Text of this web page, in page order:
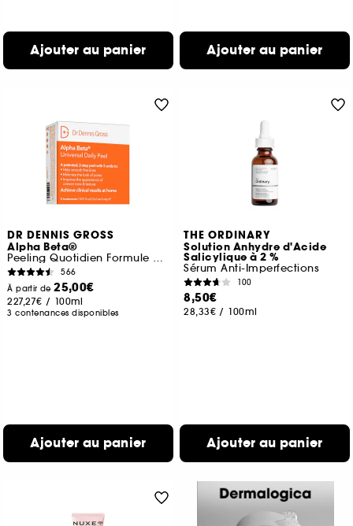
Ajouter au panier Ajouter au panier
DR DENNIS GROSS
Alpha Beta®
Peeling Quotidien Formule Universelle
566
À partir de25,00€
227,27€ / 100ml
3 contenances disponibles
Ajouter au panier
THE ORDINARY
Solution Anhydre d'Acide
Salicylique à 2 %
Sérum Anti-Imperfections
100
8,50€
28,33€ / 100ml
Ajouter au panier